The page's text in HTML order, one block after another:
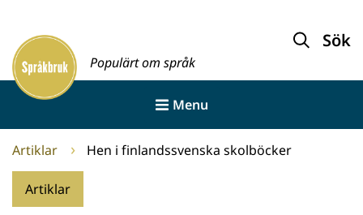
innehållet
Framsida
Populärt om språk
Sök
Menu
Artiklar Hen i finlandssvenska skolböcker
Artiklar